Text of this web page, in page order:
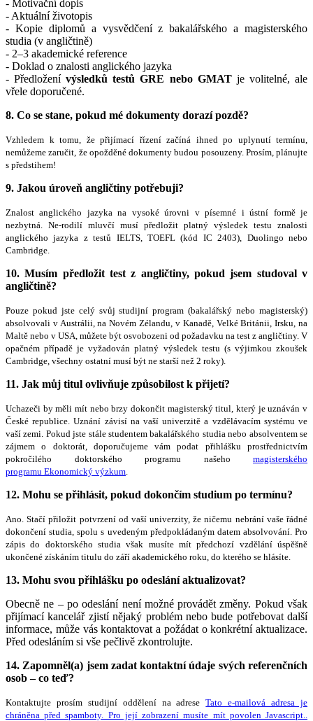
- Motivační dopis
- Aktuální životopis
- Kopie diplomů a vysvědčení z bakalářského a magisterského
studia (v angličtině)
- 2–3 akademické reference
- Doklad o znalosti anglického jazyka
- Předloženívýsledků testů GRE nebo GMAT je volitelné, ale
vřele doporučené.
8. Co se stane, pokud mé dokumenty dorazí pozdě?
Vzhledem k tomu, že přijímací řízení začíná ihned po uplynutí termínu,
nemůžeme zaručit, že opožděné dokumenty budou posouzeny. Prosím, plánujte
s předstihem!
9. Jakou úroveň angličtiny potřebuji?
Znalost anglického jazyka na vysoké úrovni v písemné i ústní formě je
nezbytná. Ne-rodilí mluvčí musí předložit platný výsledek testu znalosti
anglického jazyka z testů IELTS, TOEFL (kód IC 2403), Duolingo nebo
Cambridge.
10. Musím předložit test z angličtiny, pokud jsem studoval v
angličtině?
Pouze pokud jste celý svůj studijní program (bakalářský nebo magisterský)
absolvovali v Austrálii, na Novém Zélandu, v Kanadě, Velké Británii, Irsku, na
Maltě nebo v USA, můžete být osvobozeni od požadavku na test z angličtiny. V
opačném případě je vyžadován platný výsledek testu (s výjimkou zkoušek
Cambridge, všechny ostatní musí být ne starší než 2 roky).
11. Jak můj titul ovlivňuje způsobilost k přijetí?
Uchazeči by měli mít nebo brzy dokončit magisterský titul, který je uznáván v
České republice. Uznání závisí na vaší univerzitě a vzdělávacím systému ve
vaší zemi. Pokud jste stále studentem bakalářského studia nebo absolventem se
zájmem o doktorát, doporučujeme vám podat přihlášku prostřednictvím
pokročilého doktorského programu našeho magisterského
programu Ekonomický výzkum
12. Mohu se přihlásit, pokud dokončím studium po termínu?
Ano. Stačí přiložit potvrzení od vaší univerzity, že ničemu nebrání vaše řádné
dokončení studia, spolu s uvedeným předpokládaným datem absolvování. Pro
zápis do doktorského studia však musíte mít předchozí vzdělání úspěšně
ukončené získáním titulu do září akademického roku, do kterého se hlásíte.
13. Mohu svou přihlášku po odeslání aktualizovat?
Obecně ne – po odeslání není možné provádět změny. Pokud však
přijímací kancelář zjistí nějaký problém nebo bude potřebovat další
informace, může vás kontaktovat a požádat o konkrétní aktualizace.
Před odesláním si vše pečlivě zkontrolujte.
14. Zapomněl(a) jsem zadat kontaktní údaje svých referenčních
osob – co teď?
Kontaktujte prosím studijní oddělení na adreseTato e-mailová adresa je
chráněna před spamboty. Pro její zobrazení musíte mít povolen Javascript.